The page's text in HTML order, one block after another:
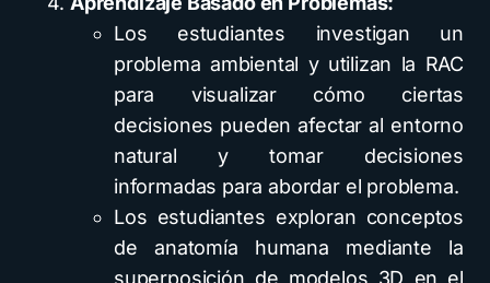
Los estudiantes investigan un
problema ambiental y utilizan la RAC
para visualizar cómo ciertas
decisiones pueden afectar al entorno
natural y tomar decisiones
informadas para abordar el problema.
Los estudiantes exploran conceptos
de anatomía humana mediante la
superposición de modelos 3D en el